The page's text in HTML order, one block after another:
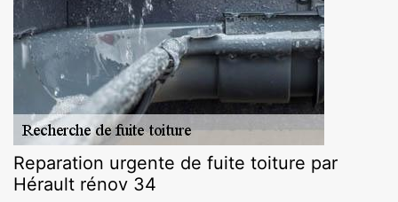
Reparation urgente de fuite toiture par
Hérault rénov 34